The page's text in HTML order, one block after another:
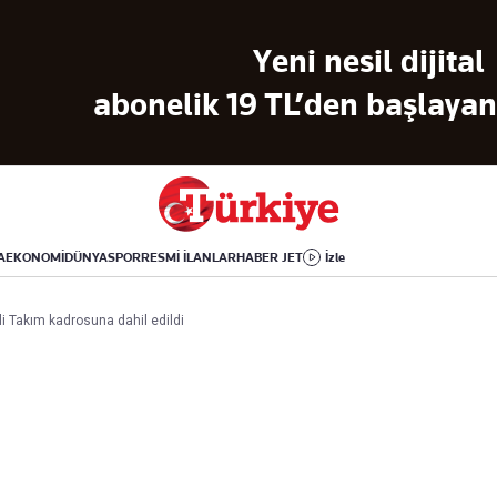
Yeni nesil dijital
abonelik 19 TL’den
EKONOMİDÜNYASPORRESMİ İLANLARHABER JET İzle
İsrail-Gazze
Yemek
Aktüel
Sinema
Kitap
Takım kadrosuna dahil edildi